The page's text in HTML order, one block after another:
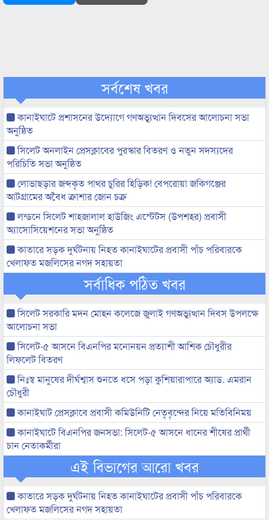
সর্বশেষ খবর
কানাইঘাটে প্রশাসনের উদ্যোগে গণঅভ্যুত্থান দিবসের আলোচনা সভা
অনুষ্ঠিত
সিলেট অনলাইন প্রেসক্লাবের পুরস্কার বিতরণ ও নতুন সদস্যদের
পরিচিতি সভা অনুষ্ঠিত
লোভাছড়ার জব্দকৃত পাথর চুরির হিড়িক! বেপরোয়া জকিগঞ্জের
আটগ্রামের অবৈধ ক্রাশার জোন চক্র
লন্ডনে সিলেট শাহজালাল হাউজিং এস্টেটস (উপশহর) প্রবাসী
অ্যাসোসিয়েশনের সভা অনুষ্ঠিত
কাতারে সড়ক দুর্ঘটনায় নিহত কানাইঘাটের প্রবাসী পাঁচ পরিবারকে
খেলাফত মজলিসের নগদ সহায়তা
সর্বাধিক পঠিত খবর
সিলেট সরকারি মদন মোহন কলেজে জুলাই গণঅভ্যুত্থান দিবস উপলক্ষে
আলোচনা সভা
সিলেট-৫ আসনে বিএনপির মনোনয়ন প্রত্যাশী আশিক চৌধুরীর
লিফলেট বিতরণ
নিঃস্ব মানুষের দীর্ঘশ্বাস শুনতে ধসে পড়া কুশিয়ারাপারে অ্যাড. এমরান
চৌধুরী
কানাইঘাট প্রেসক্লাবে প্রবাসী কমিউনিটি নেতৃবৃন্দের নিয়ে মতিবিনিময়
কানাইঘাটে বিএনপির জনসভা: সিলেট-৫ আসনে ধানের শীষের প্রার্থী
চান নেতাকর্মীরা
এই বিভাগের আরো খবর
কাতারে সড়ক দুর্ঘটনায় নিহত কানাইঘাটের প্রবাসী পাঁচ পরিবারকে
খেলাফত মজলিসের নগদ সহায়তা